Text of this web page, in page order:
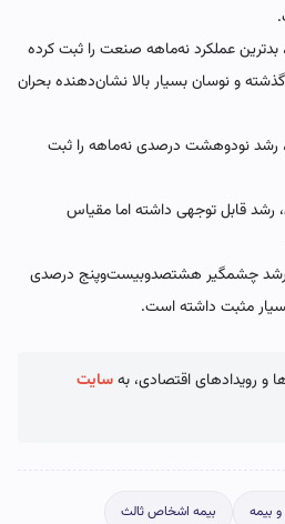
تومان، بدترین عملکرد نه‌ماهه صنعت را ثبت کرده
و نوسان بسیار بالا نشان‌دهنده بحران
تومان، رشد نودوهشت درصدی نه‌ماهه را ثبت
تومان، رشد قابل توجهی داشته اما مقیاس
تومان، رشد چشمگیر هشتصدوبیست‌وپنج درصدی
مثبت داشته است.
و رویدادهای اقتصادی، بهسایت
و بیمه بیمه اشخاص ثالث